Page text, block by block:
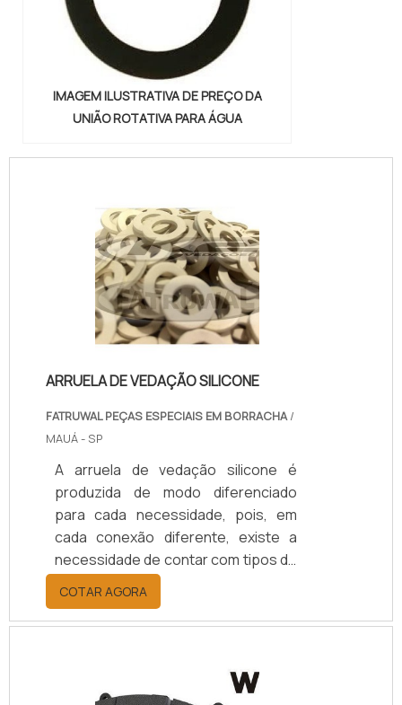
IMAGEM ILUSTRATIVA DE PREÇO DA
UNIÃO ROTATIVA PARA ÁGUA
ARRUELA DE VEDAÇÃO SILICONE
FATRUWAL PEÇAS ESPECIAIS EM BORRACHA /
MAUÁ - SP
A arruela de vedação silicone é
produzida de modo diferenciado
para cada necessidade, pois, em
cada conexão diferente, existe a
necessidade de contar com tipos de
vedações específicos. Eles são
fabricados em diâmetro e material
que são compatíveis, evitando
utilizam, seja para a distribuição de
líquidos ou de gases.Vantagens do
COTAR AGORA